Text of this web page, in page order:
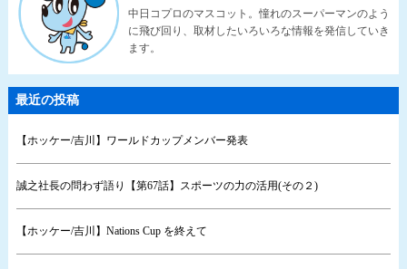
中日コプロのマスコット。憧れのスーパーマンのよう
に飛び回り、取材したいろいろな情報を発信していき
ます。
最近の投稿
【ホッケー/吉川】ワールドカップメンバー発表
誠之社長の問わず語り【第67話】スポーツの力の活用(その２)
【ホッケー/吉川】Nations Cup を終えて